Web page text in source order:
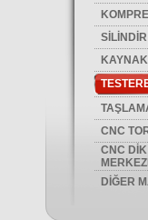
CNC
CNC
DİĞER